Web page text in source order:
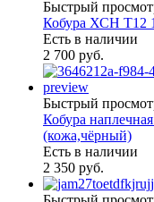
Быстрый
Кобура ХСН Т12
Есть в наличии
2 700 руб.
Быстрый
Кобура
(кожа,чёрный)
Есть в наличии
2 350 руб.